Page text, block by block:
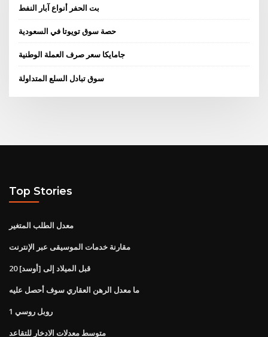
بت الحفر أنواع آبار النفط
حصة سوق تويوتا في السعودية
جامايكا سعر صرف العملة الوطنية
سوق تبادل السلع المتداولة
Top Stories
معدل الطلب المتغير
مقارنة خدمات الموسيقى عبر الإنترنت
20 قبل الميلاد إلى [أوسد]
ما معدل الرهن العقاري سوف أحصل عليه
1 روبل روسي
متوسط ​​معدلات الادخار للتقاعد